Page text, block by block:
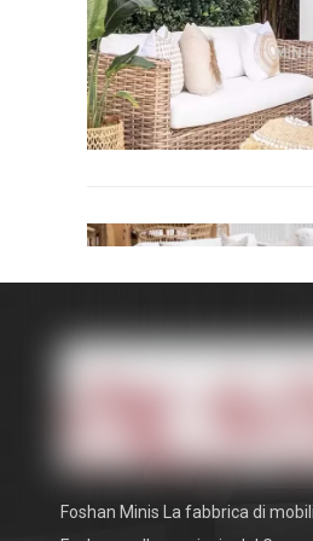
Foshan Minis La fabbrica di